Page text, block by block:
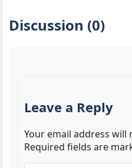
Discussion (0)
Leave a Reply
Your email address will
Required fields are